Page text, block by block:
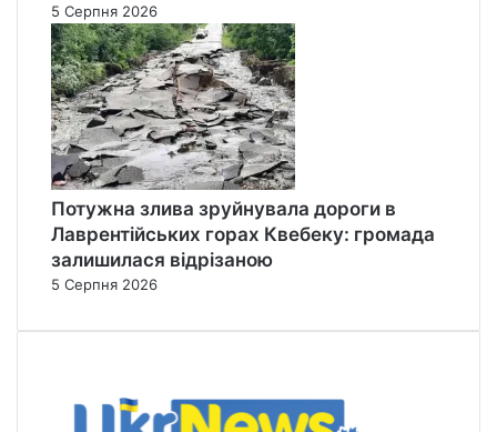
5 Серпня 2026
Потужна злива зруйнувала дороги в
Лаврентійських горах Квебеку: громада
залишилася відрізаною
5 Серпня 2026